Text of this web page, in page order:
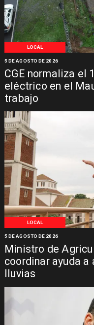
LOCAL
CGE normaliza el
eléctrico en el
trabajo
5 DE AGOSTO DE 2026
LOCAL
Ministro de
coordinar ayuda
lluvias
5 DE AGOSTO DE 2026